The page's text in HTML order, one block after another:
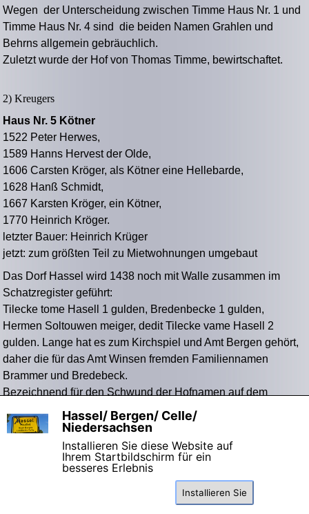
Wegen der Unterscheidung zwischen Timme Haus Nr. 1 und
Timme Haus Nr. 4 sind die beiden Namen Grahlen und
Behrns allgemein gebräuchlich.
Zuletzt wurde der Hof von Thomas Timme, bewirtschaftet.
2) Kreugers
Haus Nr. 5 Kötner
1522 Peter Herwes,
1589 Hanns Hervest der Olde,
1606 Carsten Kröger, als Kötner eine Hellebarde,
1628 Hanß Schmidt,
1667 Karsten Kröger, ein Kötner,
1770 Heinrich Kröger.
letzter Bauer: Heinrich Krüger
jetzt: zum größten Teil zu Mietwohnungen umgebaut
Das Dorf Hassel wird 1438 noch mit Walle zusammen im
Schatzregister geführt:
Tilecke tome Hasell 1 gulden, Bredenbecke 1 gulden,
Hermen Soltouwen meiger, dedit Tilecke vame Hasell 2
gulden. Lange hat es zum Kirchspiel und Amt Bergen gehört,
daher die für das Amt Winsen fremden Familiennamen
Brammer und Bredebeck.
Bezeichnend für den Schwund der Hofnamen auf dem
Timmen und Gaden Hof ist, daß hier mit Schünhoff und
Averbeck für das Dorf einmalige Namen eingezogen sind.
Hassel/ Bergen/ Celle/
Niedersachsen
Installieren Sie diese Website auf
Ihrem Startbildschirm für ein
besseres Erlebnis
Installieren Sie
X